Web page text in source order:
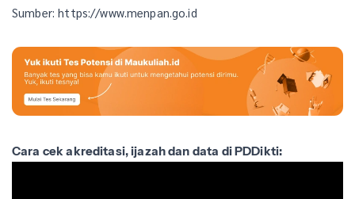
Sumber: https://www.menpan.go.id
Cara cek akreditasi, ijazah dan data di PDDikti: